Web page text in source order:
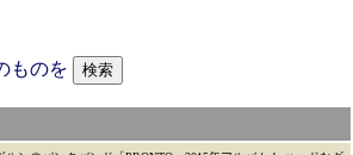
ものを